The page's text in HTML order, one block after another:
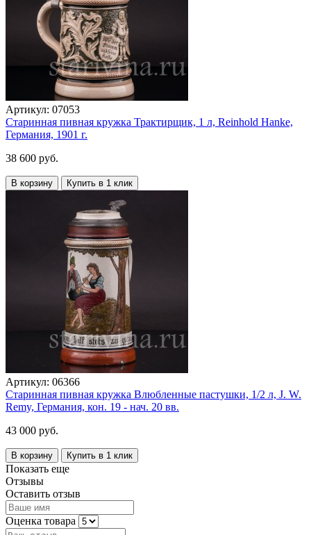
Артикул: 07053
Старинная пивная кружка Трактирщик, 1 л, Reinhold Hanke,
Германия, 1901 г.
38 600 руб.
В корзину Купить в 1 клик
Артикул: 06366
Старинная пивная кружка Влюбленные пастушки, 1/2 л, J. W.
Remy, Германия, кон. 19 - нач. 20 вв.
43 000 руб.
В корзину Купить в 1 клик
Показать еще
Отзывы
Оставить отзыв
Оценка товара